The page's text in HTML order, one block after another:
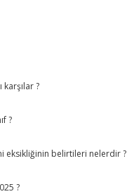
karşılar ?
?
eksikliğinin belirtileri nelerdir ?
?